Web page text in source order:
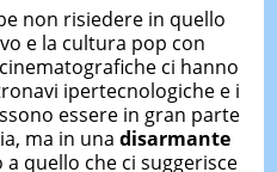
non risiedere in quello
e la cultura pop con
ci hanno
ipertecnologiche e i
essere in gran parte
ma in una disarmante
a quello che ci suggerisce